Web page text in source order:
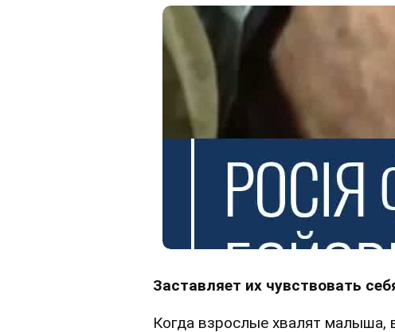
Заставляет их чувствовать
Когда взрослые хвалят малыша,